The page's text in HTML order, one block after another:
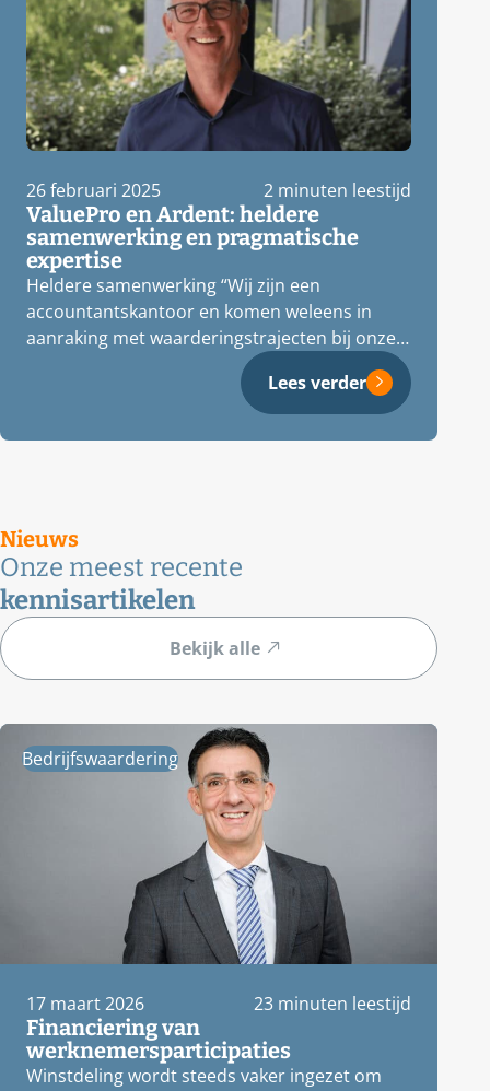
26 februari 2025 2 minuten leestijd
ValuePro en Ardent: heldere
samenwerking en pragmatische
expertise
Heldere samenwerking “Wij zijn een
accountantskantoor en komen weleens in
aanraking met waarderingstrajecten bij onze
Lees verder
Nieuws
Onze meest recente
kennisartikelen
Bekijk alle
Bedrijfswaardering
17 maart 2026 23 minuten leestijd
Financiering van
werknemersparticipaties
Winstdeling wordt steeds vaker ingezet om